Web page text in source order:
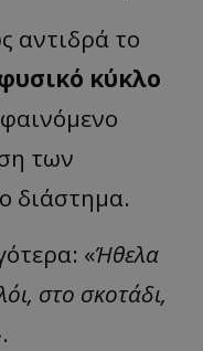
αντιδρά το
κύκλο
των
διάστημα.
«Ήθελα
στο σκοτάδι,